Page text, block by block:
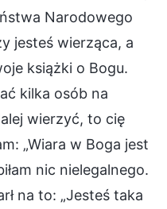
Narodowego
jesteś wierząca, a
książki o Bogu.
kilka osób na
wierzyć, to cię
„Wiara w Boga jest
nic nielegalnego.
na to: „Jesteś taka